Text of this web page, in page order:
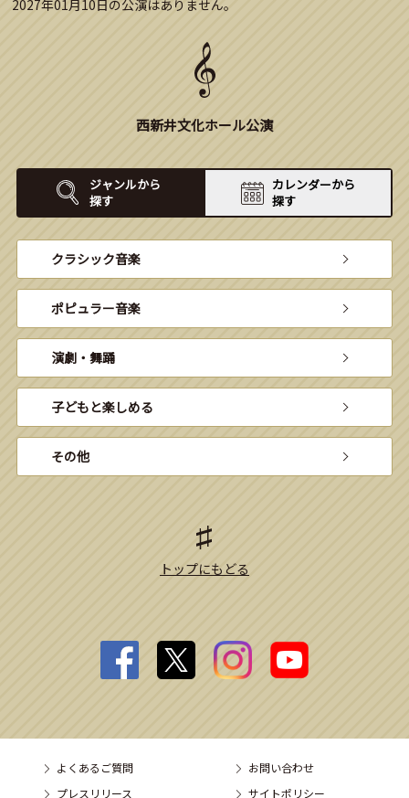
2027年01月10日の公演はありません。
西新井文化ホール公演
ジャンルから
探す
カレンダーから
探す
クラシック音楽
ポピュラー音楽
演劇・舞踊
子どもと楽しめる
その他
トップにもどる
よくあるご質問
お問い合わせ
プレスリリース
サイトポリシー